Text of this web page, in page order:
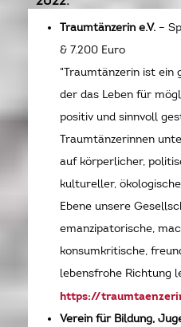
Traumtänzerin e.V.–
& 7.200 Euro
"Traumtänzerin ist ein
der das Leben für
positiv und sinnvoll
Traumtänzerinnen
auf körperlicher,
kultureller,
Ebene unsere
emanzipatorische,
konsumkritische,
lebensfrohe Richtung
https://
Verein für Bildung,